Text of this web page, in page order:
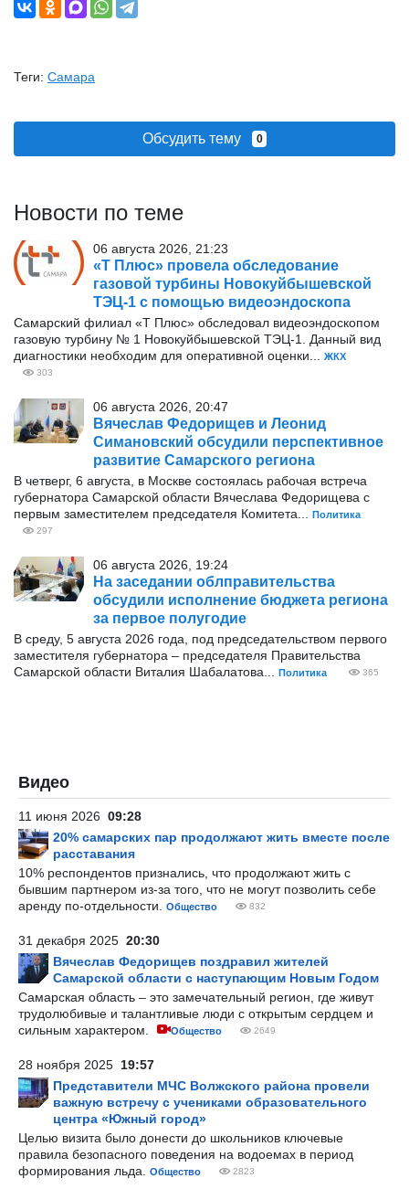
Теги: Самара
Обсудить тему 0
Новости по теме
06 августа 2026, 21:23
«Т Плюс» провела обследование
газовой турбины Новокуйбышевской
ТЭЦ-1 с помощью видеоэндоскопа
Самарский филиал «Т Плюс» обследовал видеоэндоскопом
газовую турбину № 1 Новокуйбышевской ТЭЦ-1. Данный вид
диагностики необходим для оперативной оценки...
ЖКХ
303
06 августа 2026, 20:47
Вячеслав Федорищев и Леонид
Симановский обсудили перспективное
развитие Самарского региона
В четверг, 6 августа, в Москве состоялась рабочая встреча
губернатора Самарской области Вячеслава Федорищева с
первым заместителем председателя Комитета...
Политика
297
06 августа 2026, 19:24
На заседании облправительства
обсудили исполнение бюджета региона
за первое полугодие
В среду, 5 августа 2026 года, под председательством первого
заместителя губернатора – председателя Правительства
Самарской области Виталия Шабалатова...
Политика 365
Видео
11 июня 2026 09:28
20% самарских пар продолжают жить вместе после
расставания
10% респондентов признались, что продолжают жить с
бывшим партнером из-за того, что не могут позволить себе
аренду по-отдельности.
Общество 832
31 декабря 2025 20:30
Вячеслав Федорищев поздравил жителей
Самарской области с наступающим Новым Годом
Самарская область – это замечательный регион, где живут
трудолюбивые и талантливые люди с открытым сердцем и
сильным характером.
Общество 2649
28 ноября 2025 19:57
Представители МЧС Волжского района провели
важную встречу с учениками образовательного
центра «Южный город»
Целью визита было донести до школьников ключевые
правила безопасного поведения на водоемах в период
формирования льда.
Общество 2823